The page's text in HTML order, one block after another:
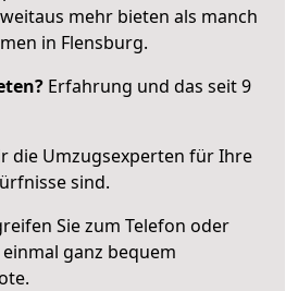
mehr bieten als manch
in Flensburg.
Erfahrung und das seit 9
die Umzugsexperten für Ihre
sind.
Sie zum Telefon oder
ganz bequem